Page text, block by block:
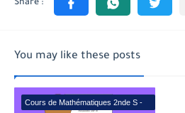
You may like these posts
Cours de Mathématiques 2nde S -